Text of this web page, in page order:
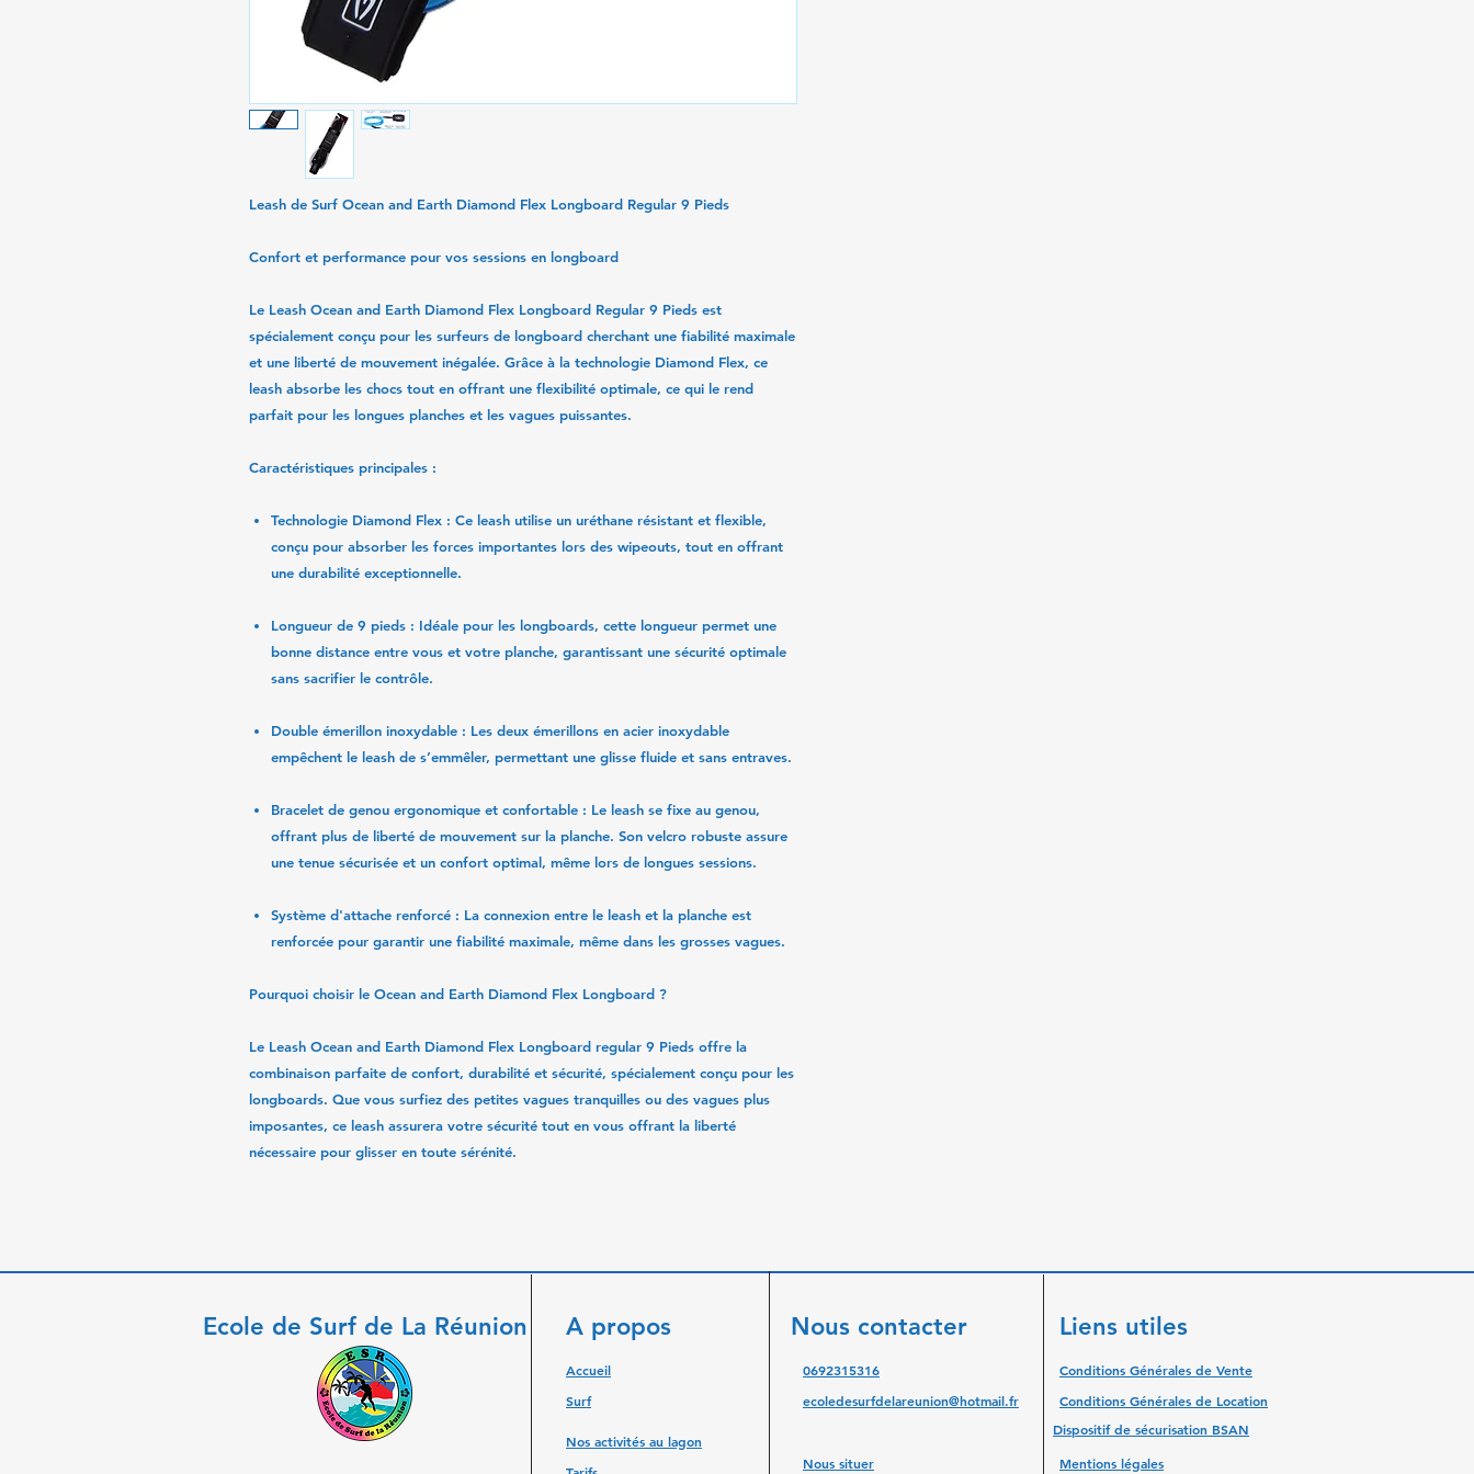
Leash de Surf Ocean and Earth Diamond Flex Longboard Regular 9 Pieds
Confort et performance pour vos sessions en longboard
Le Leash Ocean and Earth Diamond Flex Longboard Regular 9 Pieds est
spécialement conçu pour les surfeurs de longboard cherchant une fiabilité maximale
et une liberté de mouvement inégalée. Grâce à la technologie Diamond Flex, ce
leash absorbe les chocs tout en offrant une flexibilité optimale, ce qui le rend
parfait pour les longues planches et les vagues puissantes.
Caractéristiques principales :
Technologie Diamond Flex : Ce leash utilise un uréthane résistant et flexible,
conçu pour absorber les forces importantes lors des wipeouts, tout en offrant
une durabilité exceptionnelle.
Longueur de 9 pieds : Idéale pour les longboards, cette longueur permet une
bonne distance entre vous et votre planche, garantissant une sécurité optimale
sans sacrifier le contrôle.
Double émerillon inoxydable : Les deux émerillons en acier inoxydable
empêchent le leash de s’emmêler, permettant une glisse fluide et sans entraves.
Bracelet de genou ergonomique et confortable : Le leash se fixe au genou,
offrant plus de liberté de mouvement sur la planche. Son velcro robuste assure
une tenue sécurisée et un confort optimal, même lors de longues sessions.
Système d'attache renforcé : La connexion entre le leash et la planche est
renforcée pour garantir une fiabilité maximale, même dans les grosses vagues.
Pourquoi choisir le Ocean and Earth Diamond Flex Longboard ?
Le Leash Ocean and Earth Diamond Flex Longboard regular 9 Pieds offre la
combinaison parfaite de confort, durabilité et sécurité, spécialement conçu pour les
longboards. Que vous surfiez des petites vagues tranquilles ou des vagues plus
imposantes, ce leash assurera votre sécurité tout en vous offrant la liberté
nécessaire pour glisser en toute sérénité.
Ecole de Surf de La Réunion A propos
Accueil
Surf
Nos activités au lagon
Nous situer
Liens utiles
Nous contacter
Conditions Générales de Vente
Mentions légales
0692315316
ecoledesurfdelareunion@hotmail.fr
Conditions Générales de Location
Dispositif de sécurisation BSAN